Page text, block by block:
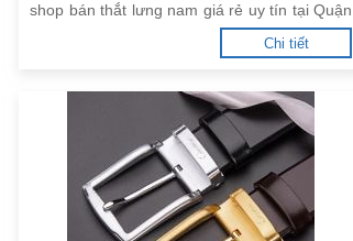
shop bán thắt lưng nam giá rẻ uy tín tại Quận
Chi tiết